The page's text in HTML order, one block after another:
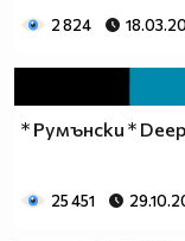
2 824
* Румънски *
25 451